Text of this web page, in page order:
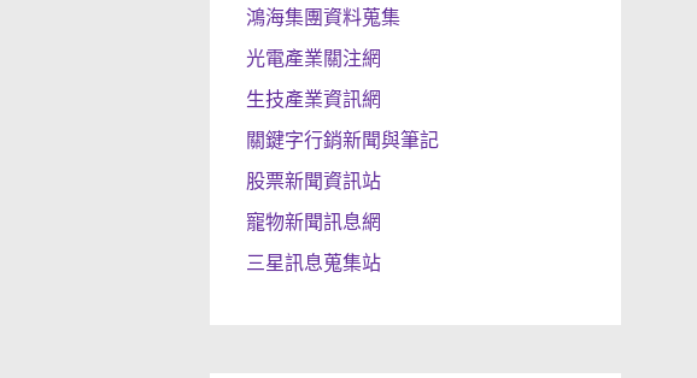
鴻海集團資料蒐集
光電產業關注網
生技產業資訊網
關鍵字行銷新聞與筆記
股票新聞資訊站
寵物新聞訊息網
三星訊息蒐集站